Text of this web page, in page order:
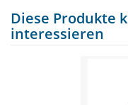
Diese Produkte
interessieren